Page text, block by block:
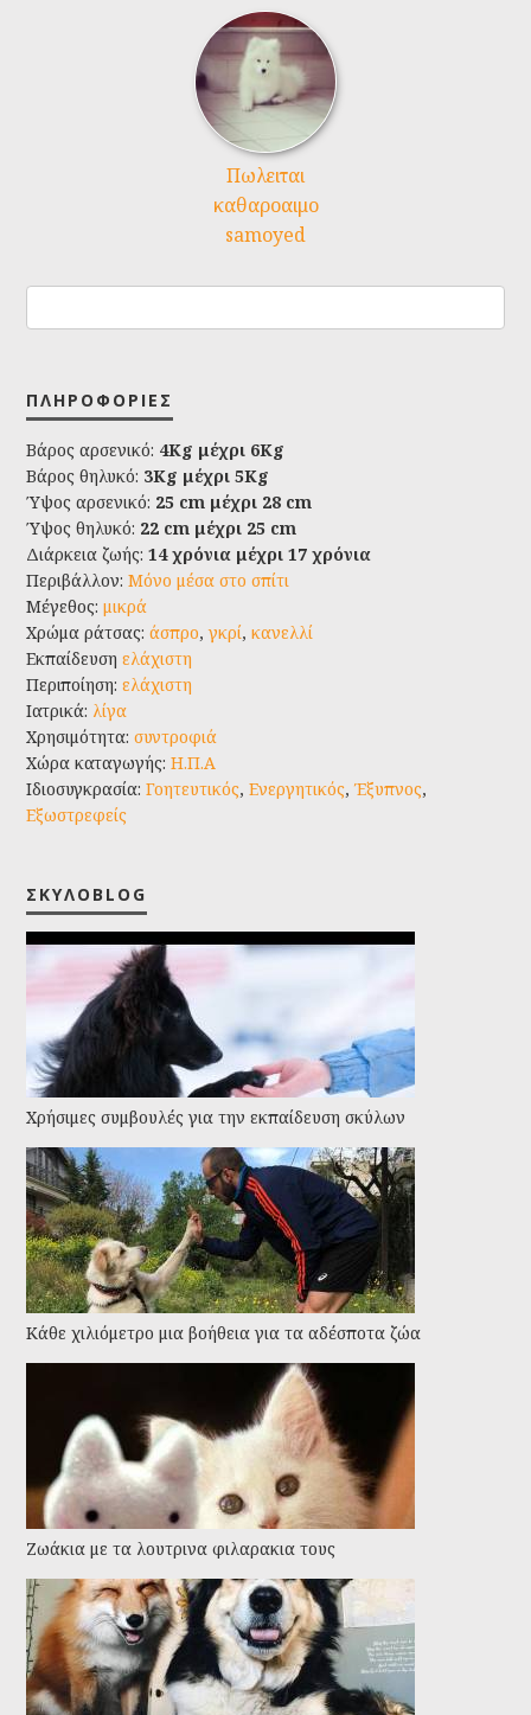
Πωλειται
καθαροαιμο
samoyed
ΠΛΗΡΟΦΟΡΊΕΣ
Βάρος αρσενικό: 4Kg μέχρι 6Kg
Βάρος θηλυκό: 3Kg μέχρι 5Kg
Ύψος αρσενικό: 25 cm μέχρι 28 cm
Ύψος θηλυκό: 22 cm μέχρι 25 cm
Διάρκεια ζωής:14 χρόνια μέχρι 17 χρόνια
Περιβάλλον:Μόνο μέσα στο σπίτι
Μέγεθος:μικρά
Χρώμα ράτσας:άσπρο,γκρί,κανελλί
Εκπαίδευση ελάχιστη
Περιποίηση:ελάχιστη
Ιατρικά: λίγα
Χρησιμότητα:συντροφιά
Χώρα καταγωγής:Η.Π.Α
Ιδιοσυγκρασία:Γοητευτικός,Ενεργητικός,Έξυπνος,
Εξωστρεφείς
ΣΚΥΛΟBLOG
Χρήσιμες συμβουλές για την εκπαίδευση σκύλων
Kάθε χιλιόμετρο μια βοήθεια για τα αδέσποτα ζώα
Ζωάκια με τα λουτρινα φιλαρακια τους